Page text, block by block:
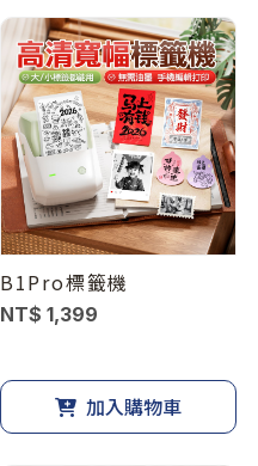
B1Pro標籤機
NT$ 1,399
加入購物車